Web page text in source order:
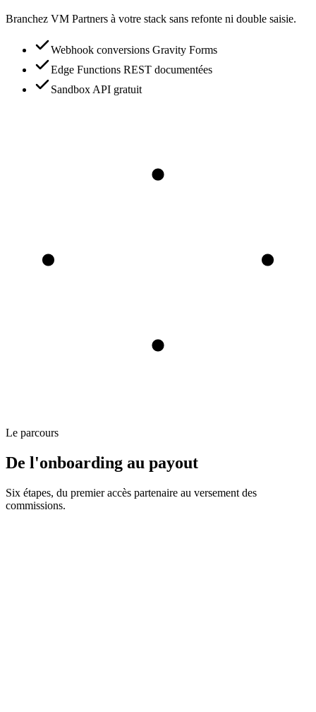
Branchez VM Partners à votre stack sans refonte ni double saisie.
Webhook conversions Gravity Forms
Edge Functions REST documentées
Sandbox API gratuit
Le parcours
De l'onboarding au payout
Six étapes, du premier accès partenaire au versement des
commissions.